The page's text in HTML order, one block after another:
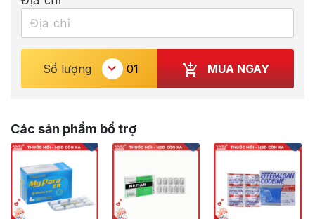
Số lượng MUA NGAY
Các sản phẩm bổ trợ